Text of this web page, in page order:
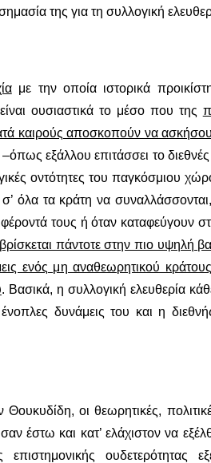
της για τη συλλογική
με την οποία ιστορικά
ουσιαστικά το μέσο που της
καιρούς αποσκοπούν να ασκήσουν
–όπως εξάλλου επιτάσσει το
οντότητες του παγκόσμιου
όλα τα κράτη να
τους ή όταν καταφεύγουν
πάντοτε στην πιο υψηλή
ενός μη αναθεωρητικού
. Βασικά, η συλλογική ελευθερία
δυνάμεις του και η
οι θεωρητικές,
έστω και κατ’ ελάχιστον να
ουδετερότητας